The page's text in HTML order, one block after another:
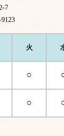
7
火
○
○